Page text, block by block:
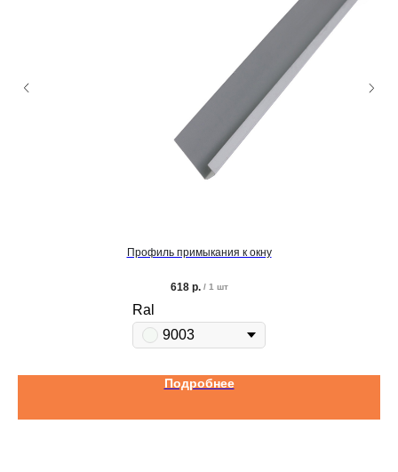
Профиль примыкания к окну
618 р. / 1 шт
Ral
9003
Подробнее